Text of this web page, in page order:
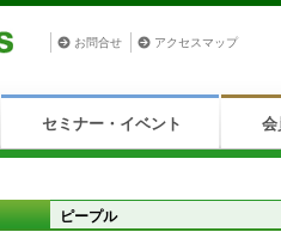
お問合せ アクセスマップ
セミナー・イベント 会
ピープル